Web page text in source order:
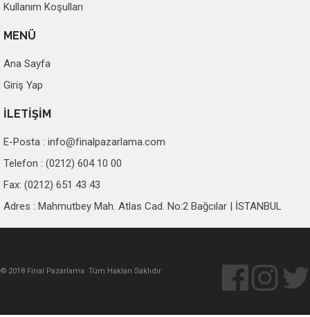
Kullanım Koşulları
MENÜ
Ana Sayfa
Giriş Yap
İLETİŞİM
E-Posta : info@finalpazarlama.com
Telefon : (0212) 604 10 00
Fax: (0212) 651 43 43
Adres : Mahmutbey Mah. Atlas Cad. No:2 Bağcılar | İSTANBUL
© 2018 Final Pazarlama. Tüm Hakları Saklıdır.